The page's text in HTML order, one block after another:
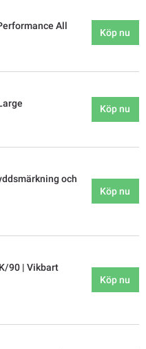
All
Köp nu
Köp nu
och
Köp nu
90 | Vikbart
Köp nu